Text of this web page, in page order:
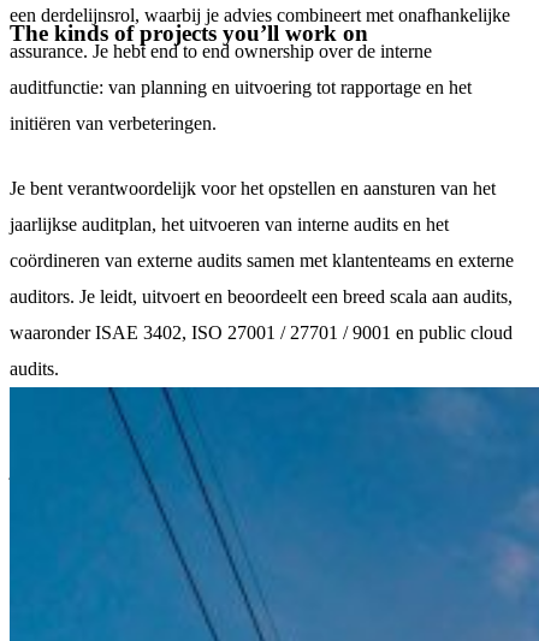
een derdelijnsrol, waarbij je advies combineert met onafhankelijke
assurance. Je hebt end to end ownership over de interne
auditfunctie: van planning en uitvoering tot rapportage en het
initiëren van verbeteringen.
Je bent verantwoordelijk voor het opstellen en aansturen van het
jaarlijkse auditplan, het uitvoeren van interne audits en het
coördineren van externe audits samen met klantenteams en externe
auditors. Je leidt, uitvoert en beoordeelt een breed scala aan audits,
waaronder ISAE 3402, ISO 27001 / 27701 / 9001 en public cloud
audits.
Gezien het mission critical karakter van onze dienstverlening speel
je een cruciale rol in het borgen van compliance met wet en
regelgeving, interne beleidskaders en industrienormen, terwijl je
continu de effectiviteit van onze controles uitdaagt en verbetert.
Naast de traditionele audit werkzaamheden verdiep je je actief in
The kinds of projects you’ll work on